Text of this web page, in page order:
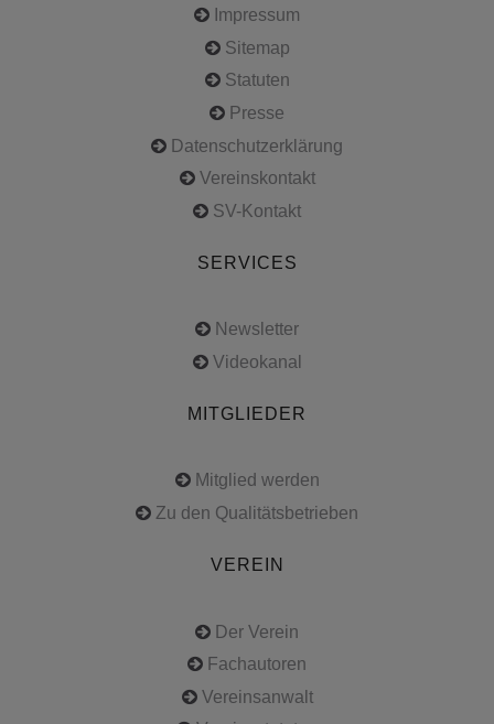
Impressum
Sitemap
Statuten
Presse
Datenschutzerklärung
Vereinskontakt
SV-Kontakt
SERVICES
Newsletter
Videokanal
MITGLIEDER
Mitglied werden
Zu den Qualitätsbetrieben
VEREIN
Der Verein
Fachautoren
Vereinsanwalt